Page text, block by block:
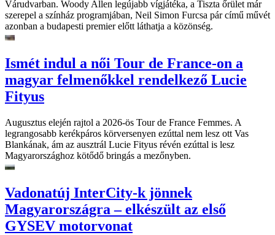
Várudvarban. Woody Allen legújabb vígjátéka, a Tiszta őrület már
szerepel a színház programjában, Neil Simon Furcsa pár című művét
azonban a budapesti premier előtt láthatja a közönség.
Ismét indul a női Tour de France-on a
magyar felmenőkkel rendelkező Lucie
Fityus
Augusztus elején rajtol a 2026-ös Tour de France Femmes. A
legrangosabb kerékpáros körversenyen ezúttal nem lesz ott Vas
Blankának, ám az ausztrál Lucie Fityus révén ezúttal is lesz
Magyarországhoz kötődő bringás a mezőnyben.
Vadonatúj InterCity-k jönnek
Magyarországra – elkészült az első
GYSEV motorvonat